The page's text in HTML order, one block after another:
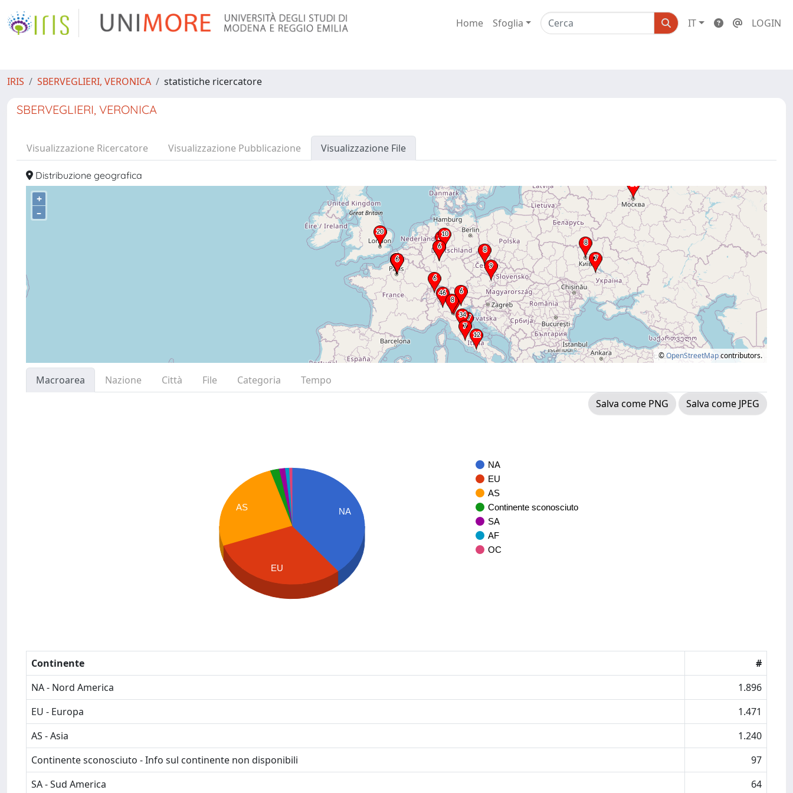
Home Sfoglia IT LOGIN
IRIS SBERVEGLIERI, VERONICA statistiche ricercatore
SBERVEGLIERI, VERONICA
Visualizzazione Ricercatore Visualizzazione Pubblicazione Visualizzazione File
Distribuzione geografica
+
–
©OpenStreetMapcontributors.
Macroarea Nazione Città File Categoria
Tempo
Salva come PNG
Salva come JPEG
NA
EU
AS
Continente sconosciuto
SA
AF
OC
NA
AS
EU
Continente
#
NA - Nord America
1.896
EU - Europa
1.471
AS - Asia
1.240
Continente sconosciuto - Info sul continente non disponibili
97
SA - Sud America
64